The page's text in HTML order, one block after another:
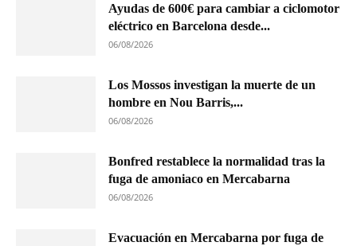
Ayudas de 600€ para cambiar a ciclomotor
eléctrico en Barcelona desde...
06/08/2026
Los Mossos investigan la muerte de un
hombre en Nou Barris,...
06/08/2026
Bonfred restablece la normalidad tras la
fuga de amoniaco en Mercabarna
06/08/2026
Evacuación en Mercabarna por fuga de